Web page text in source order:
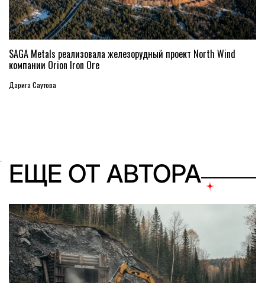
SAGA Metals реализовала железорудный проект North Wind
компании Orion Iron Ore
Дарига Саутова
ЕЩЕ ОТ АВТОРА